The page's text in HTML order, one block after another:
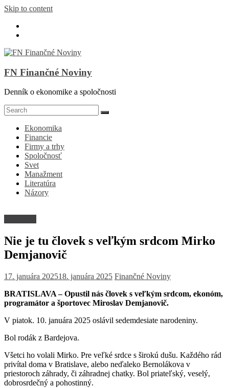
Skip to content
FN Finančné Noviny
Denník o ekonomike a spoločnosti
Ekonomika
Financie
Firmy a trhy
Spoločnosť
Svet
Manažment
Literatúra
Názory
Nie je tu človek s veľkým srdcom Mirko
Demjanovič
17. januára 202518. januára 2025 Finančné Noviny
BRATISLAVA – Opustil nás človek s veľkým srdcom, ekonóm,
programátor a športovec Miroslav Demjanovič.
V piatok. 10. januára 2025 oslávil sedemdesiate narodeniny.
Bol rodák z Bardejova.
Všetci ho volali Mirko. Pre veľké srdce s širokú dušu. Každého rád
privítal doma v Bratislave, alebo neďaleko Bernolákova v
priestoroch záhrady, či záhradnej chatky. Bol priateľský, veselý,
dobrosrdečný a pohostinný.